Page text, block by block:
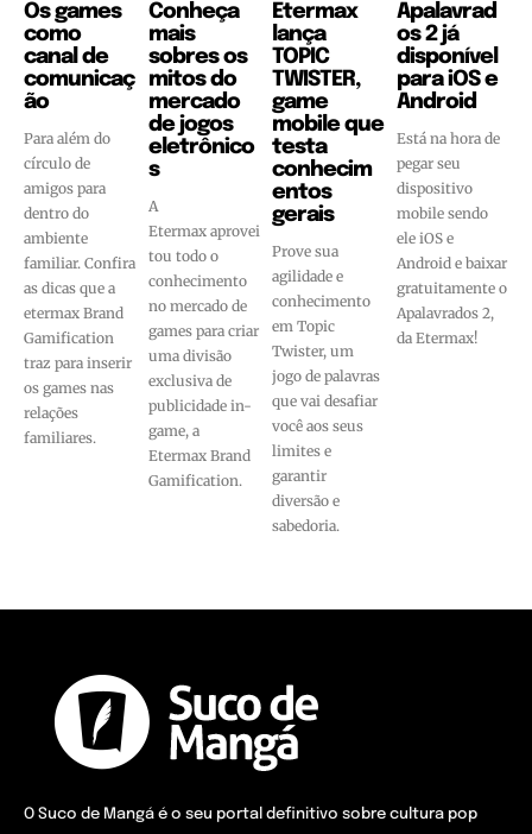
Os games
como
canal de
comunicaç
ão
Para além do
círculo de
amigos para
dentro do
ambiente
familiar. Confira
as dicas que a
etermax Brand
Gamification
traz para inserir
os games nas
relações
familiares.
Conheça
mais
sobres os
mitos do
mercado
de jogos
eletrônico
s
A
Etermax aprovei
tou todo o
conhecimento
no mercado de
games para criar
uma divisão
exclusiva de
publicidade in-
game, a
Etermax Brand
Gamification.
Etermax
lança
TOPIC
TWISTER,
game
mobile que
testa
conhecim
entos
gerais
Prove sua
agilidade e
conhecimento
em Topic
Twister, um
jogo de palavras
que vai desafiar
você aos seus
limites e
garantir
diversão e
sabedoria.
Apalavrad
os 2 já
disponível
para iOS e
Android
Está na hora de
pegar seu
dispositivo
mobile sendo
ele iOS e
Android e baixar
gratuitamente o
Apalavrados 2,
da Etermax!
O Suco de Mangá é o seu portal definitivo sobre cultura pop